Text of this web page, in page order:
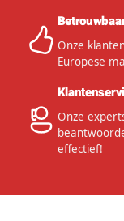
Onze
Europese
Onze
effectief!